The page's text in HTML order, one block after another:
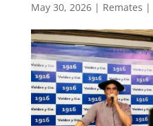
May 30, 2026| Remates |